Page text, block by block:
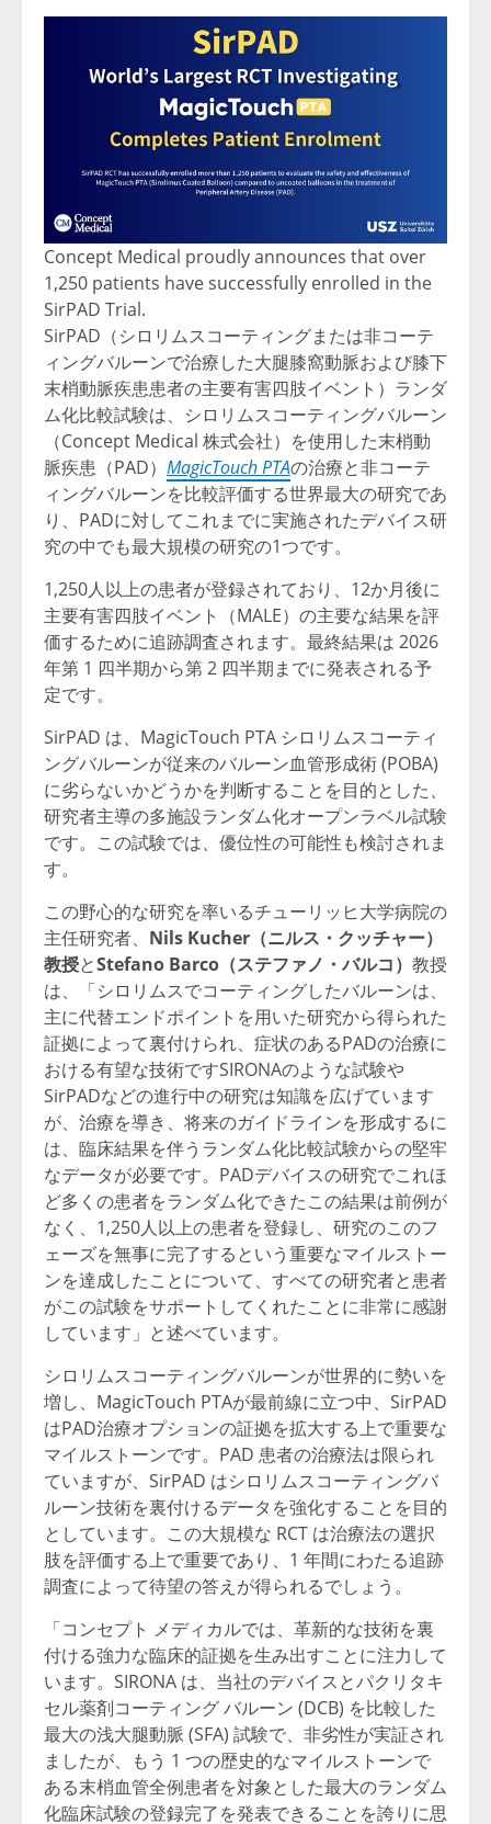
Concept Medical proudly announces that over
1,250 patients have successfully enrolled in the
SirPAD Trial.
SirPAD（シロリムスコーティングまたは非コーテ
ィングバルーンで治療した大腿膝窩動脈および膝下
末梢動脈疾患患者の主要有害四肢イベント）ランダ
ム化比較試験は、シロリムスコーティングバルーン
（Concept Medical 株式会社）を使用した末梢動
脈疾患（PAD） MagicTouch PTAの治療と非コーテ
ィングバルーンを比較評価する世界最大の研究であ
り、PADに対してこれまでに実施されたデバイス研
究の中でも最大規模の研究の1つです。
1,250人以上の患者が登録されており、12か月後に
主要有害四肢イベント（MALE）の主要な結果を評
価するために追跡調査されます。最終結果は 2026
年第 1 四半期から第 2 四半期までに発表される予
定です。
SirPAD は、MagicTouch PTA シロリムスコーティ
ングバルーンが従来のバルーン血管形成術 (POBA)
に劣らないかどうかを判断することを目的とした、
研究者主導の多施設ランダム化オープンラベル試験
です。この試験では、優位性の可能性も検討されま
す。
この野心的な研究を率いるチューリッヒ大学病院の
主任研究者、 Nils Kucher （ニルス・クッチャー）
教授とStefano Barco （ステファノ・バルコ） 教授
は、「シロリムスでコーティングしたバルーンは、
主に代替エンドポイントを用いた研究から得られた
証拠によって裏付けられ、症状のあるPADの治療に
おける有望な技術ですSIRONAのような試験や
SirPADなどの進行中の研究は知識を広げています
が、治療を導き、将来のガイドラインを形成するに
は、臨床結果を伴うランダム化比較試験からの堅牢
なデータが必要です。PADデバイスの研究でこれほ
ど多くの患者をランダム化できたこの結果は前例が
なく、1,250人以上の患者を登録し、研究のこのフ
ェーズを無事に完了するという重要なマイルストー
ンを達成したことについて、すべての研究者と患者
がこの試験をサポートしてくれたことに非常に感謝
しています」と述べています。
シロリムスコーティングバルーンが世界的に勢いを
増し、MagicTouch PTAが最前線に立つ中、SirPAD
はPAD治療オプションの証拠を拡大する上で重要な
マイルストーンです。PAD 患者の治療法は限られ
ていますが、SirPAD はシロリムスコーティングバ
ルーン技術を裏付けるデータを強化することを目的
としています。この大規模な RCT は治療法の選択
肢を評価する上で重要であり、1 年間にわたる追跡
調査によって待望の答えが得られるでしょう。
「コンセプト メディカルでは、革新的な技術を裏
付ける強力な臨床的証拠を生み出すことに注力して
います。SIRONA は、当社のデバイスとパクリタキ
セル薬剤コーティング バルーン (DCB) を比較した
最大の浅大腿動脈 (SFA) 試験で、非劣性が実証され
ましたが、もう 1 つの歴史的なマイルストーンで
ある末梢血管全例患者を対象とした最大のランダム
化臨床試験の登録完了を発表できることを誇りに思